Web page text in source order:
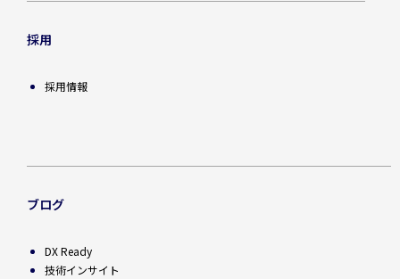
採用
採用情報
ブログ
DX Ready
技術インサイト